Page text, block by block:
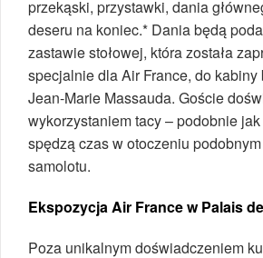
przekąski, przystawki, dania
deseru na koniec.* Dania będą
zastawie stołowej, która została
specjalnie dla Air France, do
Jean-Marie Massauda. Goście
wykorzystaniem tacy – podobnie
spędzą czas w otoczeniu
samolotu.
Ekspozycja Air France w Palais
Poza unikalnym doświadczeniem